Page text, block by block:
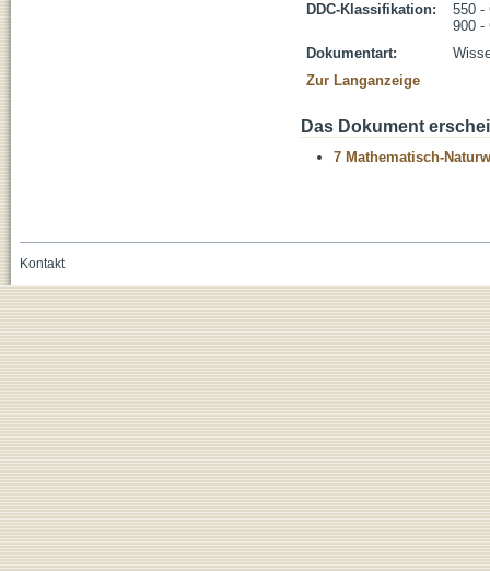
DDC-Klassifikation:
550 -
900 -
Dokumentart:
Zur Langanzeige
Das Dokument
7 Mathematisch-
Kontakt